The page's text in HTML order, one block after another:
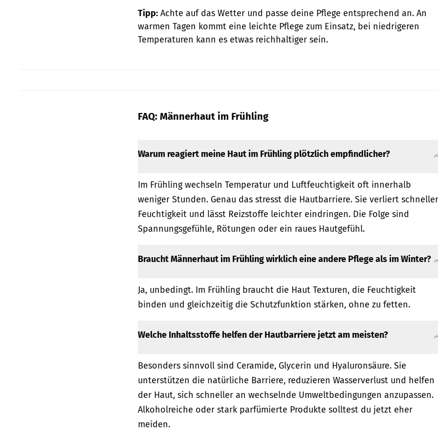
Tipp: Achte auf das Wetter und passe deine Pflege entsprechend an. An
warmen Tagen kommt eine leichte Pflege zum Einsatz, bei niedrigeren
Temperaturen kann es etwas reichhaltiger sein.
FAQ: Männerhaut im Frühling
Warum reagiert meine Haut im Frühling plötzlich empfindlicher?
Im Frühling wechseln Temperatur und Luftfeuchtigkeit oft innerhalb
weniger Stunden. Genau das stresst die Hautbarriere. Sie verliert schneller
Feuchtigkeit und lässt Reizstoffe leichter eindringen. Die Folge sind
Spannungsgefühle, Rötungen oder ein raues Hautgefühl.
Braucht Männerhaut im Frühling wirklich eine andere Pflege als im Winter?
Ja, unbedingt. Im Frühling braucht die Haut Texturen, die Feuchtigkeit
binden und gleichzeitig die Schutzfunktion stärken, ohne zu fetten.
Welche Inhaltsstoffe helfen der Hautbarriere jetzt am meisten?
Besonders sinnvoll sind Ceramide, Glycerin und Hyaluronsäure. Sie
unterstützen die natürliche Barriere, reduzieren Wasserverlust und helfen
der Haut, sich schneller an wechselnde Umweltbedingungen anzupassen.
Alkoholreiche oder stark parfümierte Produkte solltest du jetzt eher
meiden.